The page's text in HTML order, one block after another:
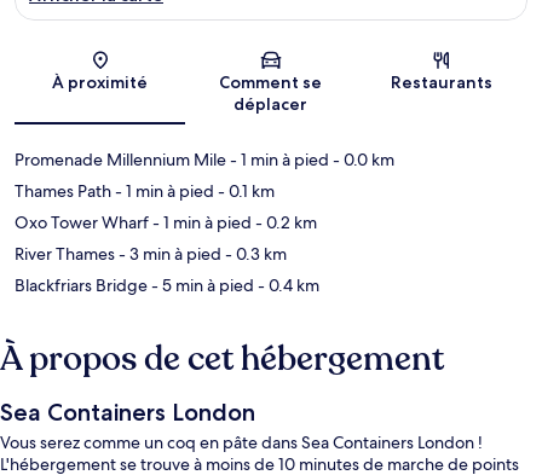
Carte
À proximité
Comment se
déplacer
Restaurants
Promenade Millennium Mile- 1 min à pied - 0.0 km
Thames Path- 1 min à pied - 0.1 km
Oxo Tower Wharf- 1 min à pied - 0.2 km
River Thames- 3 min à pied - 0.3 km
Blackfriars Bridge- 5 min à pied - 0.4 km
À propos de cet hébergement
Sea Containers London
Vous serez comme un coq en pâte dans Sea Containers London !
L'hébergement se trouve à moins de 10 minutes de marche de points